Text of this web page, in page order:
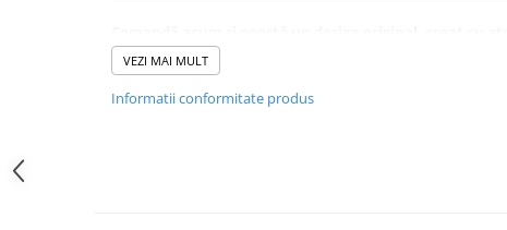
Cumpără cu încredere – Plăți securizate și retur garantat 14 zile
VEZI MAI MULT
Informatii conformitate produs